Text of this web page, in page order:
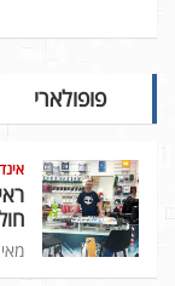
פופולארי
מאי 21, 2023